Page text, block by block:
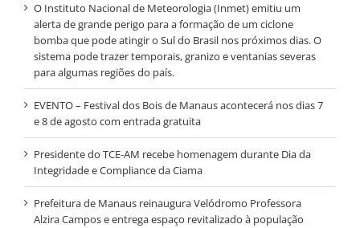
O Instituto Nacional de Meteorologia (Inmet) emitiu um
alerta de grande perigo para a formação de um ciclone
bomba que pode atingir o Sul do Brasil nos próximos dias. O
sistema pode trazer temporais, granizo e ventanias severas
para algumas regiões do país.
EVENTO – Festival dos Bois de Manaus acontecerá nos dias 7
e 8 de agosto com entrada gratuita
Presidente do TCE-AM recebe homenagem durante Dia da
Integridade e Compliance da Ciama
Prefeitura de Manaus reinaugura Velódromo Professora
Alzira Campos e entrega espaço revitalizado à população